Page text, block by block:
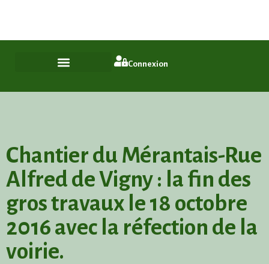
Connexion
Chantier du Mérantais-Rue
Alfred de Vigny : la fin des
gros travaux le 18 octobre
2016 avec la réfection de la
voirie.